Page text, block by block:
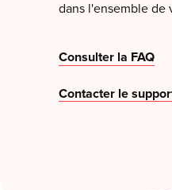
dans l'ensemble de
Consulter la FAQ
Contacter le